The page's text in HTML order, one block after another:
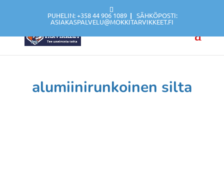
PUHELIN: +358 44 906 1089 |SÄHKÖPOSTI:
ASIAKASPALVELU@MOKKITARVIKKEET.FI
alumiinirunkoinen silta